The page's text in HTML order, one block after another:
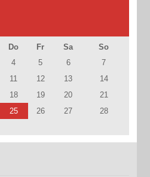
Do Fr Sa
So
4 5 6
7
11 12 13
14
18 19 20
21
25 26 27
28